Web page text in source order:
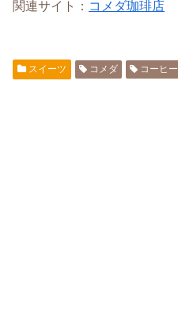
関連サイト： コメダ珈琲店
スイーツ コメダ コーヒー